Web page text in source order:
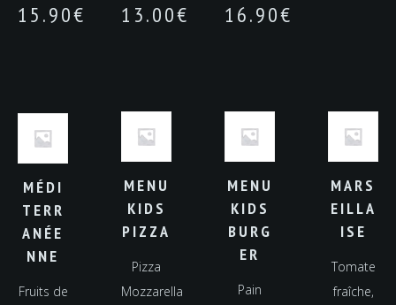
15.90€ 16.90€
13.00€
MARS
EILLA
ISE
Tomate
fraîche,
MÉDI
TERR
ANÉE
NNE
Fruits de
MENU
KIDS
BURG
ER
Pain
MENU
KIDS
PIZZA
Pizza
Mozzarella